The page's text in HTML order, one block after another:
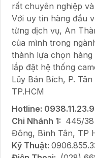
rất chuyên nghiệp
Với uy tín hàng đầu
từng dịch vụ, An
của mình trong
thành lựa chọn
lắp đặt hệ thống
Lũy Bán Bích, P.
TP.HCM
Hotline:
Chi Nhánh 1: 445/
Đông, Bình Tân, TP
Kỹ Thuật: